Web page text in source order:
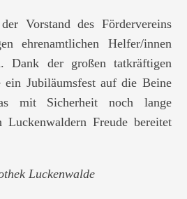
Vorstand des Fördervereins
ehrenamtlichen Helfer/innen
Dank der großen tatkräftigen
ein Jubiläumsfest auf die Beine
mit Sicherheit noch lange
Freude bereitet
Luckenwalde